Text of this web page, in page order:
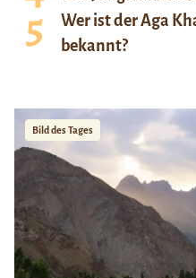
Wer ist der Aga
bekannt?
Bild des Tages